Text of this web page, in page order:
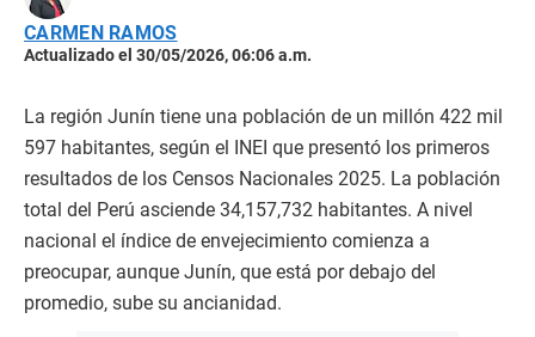
CARMEN RAMOS
Actualizado el 30/05/2026, 06:06 a.m.
La región Junín tiene una población de un millón 422 mil
597 habitantes, según el INEI que presentó los primeros
resultados de los Censos Nacionales 2025. La población
total del Perú asciende 34,157,732 habitantes. A nivel
nacional el índice de envejecimiento comienza a
preocupar, aunque Junín, que está por debajo del
promedio, sube su ancianidad.